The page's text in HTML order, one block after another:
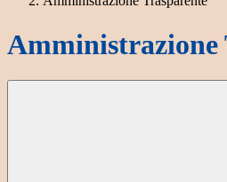
Amministrazione